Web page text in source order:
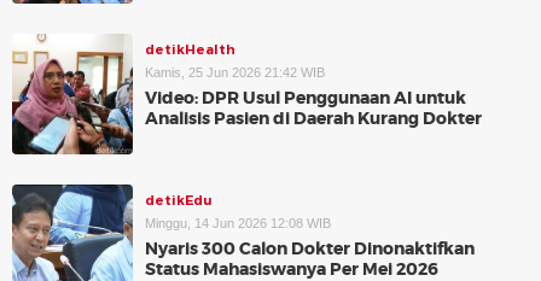
detikHealth
Kamis, 25 Jun 2026 21:42 WIB
Video: DPR Usul Penggunaan AI untuk
Analisis Pasien di Daerah Kurang Dokter
detikEdu
Minggu, 14 Jun 2026 12:08 WIB
Nyaris 300 Calon Dokter Dinonaktifkan
Status Mahasiswanya Per Mei 2026